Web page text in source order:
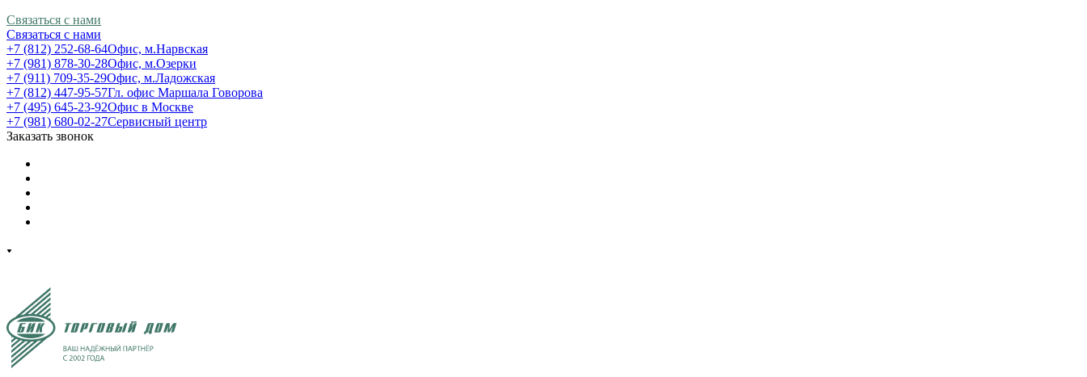
Связаться с нами
Связаться с нами
+7 (812) 252-68-64Офис, м.Нарвская
+7 (981) 878-30-28Офис, м.Озерки
+7 (911) 709-35-29Офис, м.Ладожская
+7 (812) 447-95-57Гл. офис Маршала Говорова
+7 (495) 645-23-92Офис в Москве
+7 (981) 680-02-27Сервисный центр
Заказать звонок